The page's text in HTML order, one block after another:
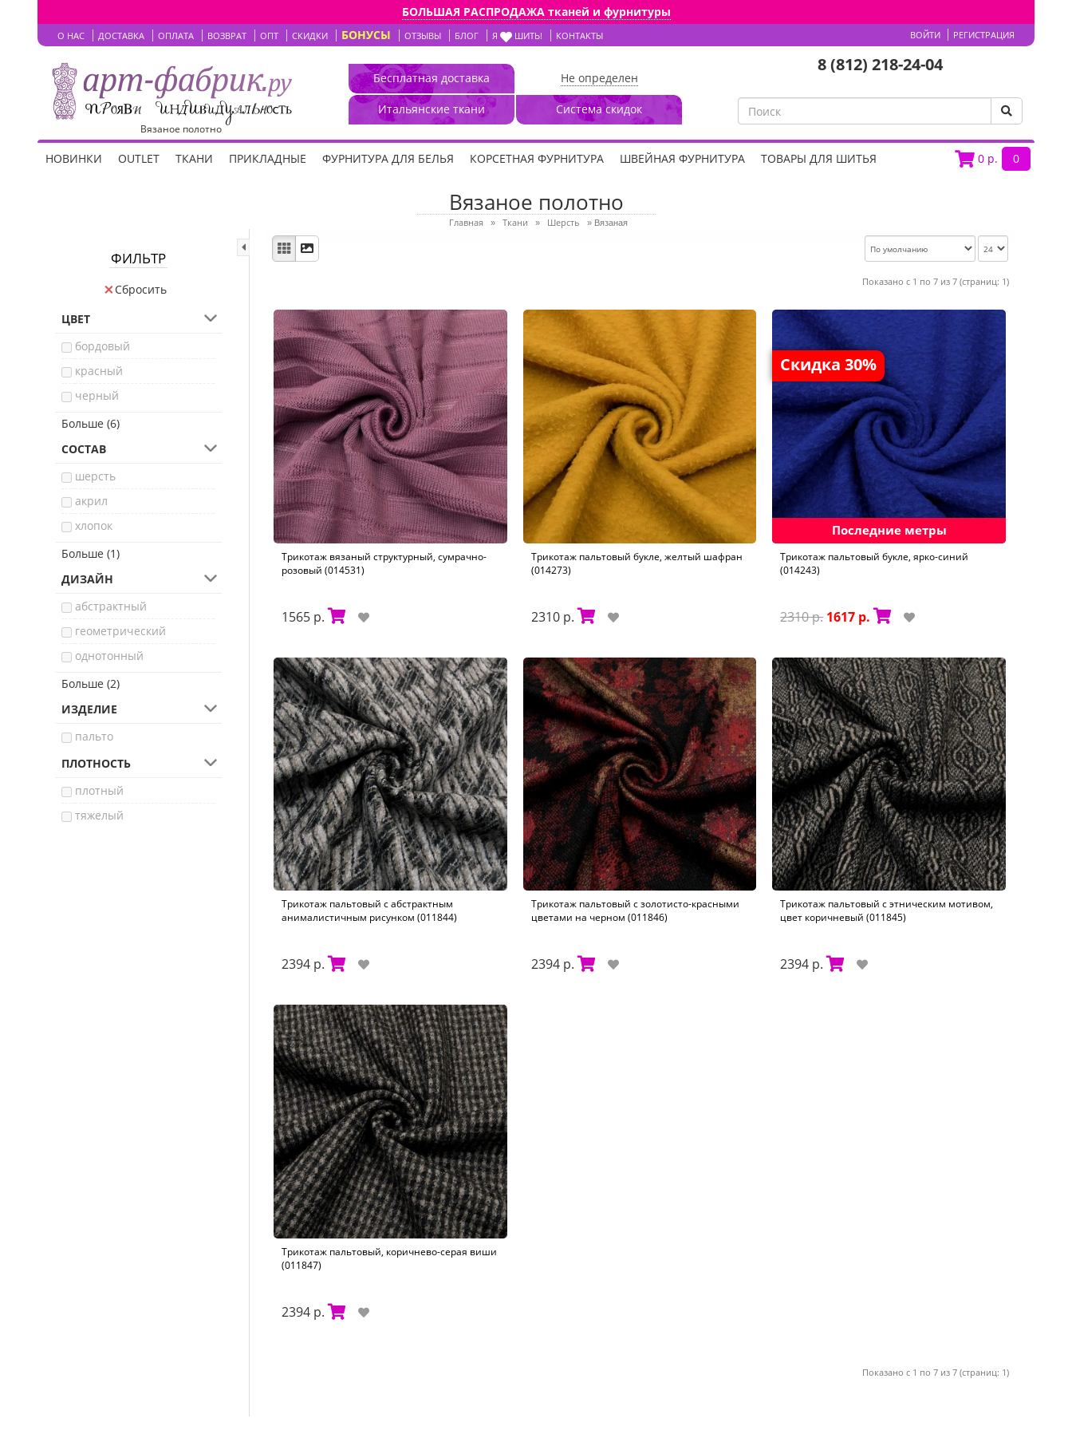
БОЛЬШАЯ РАСПРОДАЖА тканей и фурнитуры
О НАС ДОСТАВКА ОПЛАТА ВОЗВРАТ ОПТ СКИДКИ БОНУСЫ ОТЗЫВЫ БЛОГ Я ШИТЬ! КОНТАКТЫ ВОЙТИ РЕГИСТРАЦИЯ
Бесплатная доставка
Итальянские ткани
Не определен
Система скидок
8 (812) 218-24-04
Вязаное полотно
0 р. 0
НОВИНКИ OUTLET ТКАНИ ПРИКЛАДНЫЕ ФУРНИТУРА ДЛЯ БЕЛЬЯ КОРСЕТНАЯ ФУРНИТУРА ШВЕЙНАЯ ФУРНИТУРА ТОВАРЫ ДЛЯ ШИТЬЯ
Вязаное полотно
Главная » Ткани » Шерсть » Вязаная
ФИЛЬТР
Сбросить
ЦВЕТ
бордовый
красный
черный
желтый
коричневый
Больше (6)
СОСТАВ
шерсть
акрил
хлопок
вискоза
Больше (1)
ДИЗАЙН
абстрактный
геометрический
однотонный
растительный
этнический
Больше (2)
ИЗДЕЛИЕ
пальто
ПЛОТНОСТЬ
плотный
тяжелый
Показано с 1 по 7 из 7 (страниц: 1)
Трикотаж вязаный структурный, сумрачно-
розовый (014531)
1565 р.
Трикотаж пальтовый букле, желтый шафран
(014273)
2310 р.
Скидка 30%
Последние метры
Трикотаж пальтовый букле, ярко-синий
(014243)
2310 р. 1617 р.
Трикотаж пальтовый с абстрактным
анималистичным рисунком (011844)
2394 р.
Трикотаж пальтовый с золотисто-красными
цветами на черном (011846)
2394 р.
Трикотаж пальтовый с этническим мотивом,
цвет коричневый (011845)
2394 р.
Трикотаж пальтовый, коричнево-серая виши
(011847)
2394 р.
Показано с 1 по 7 из 7 (страниц: 1)